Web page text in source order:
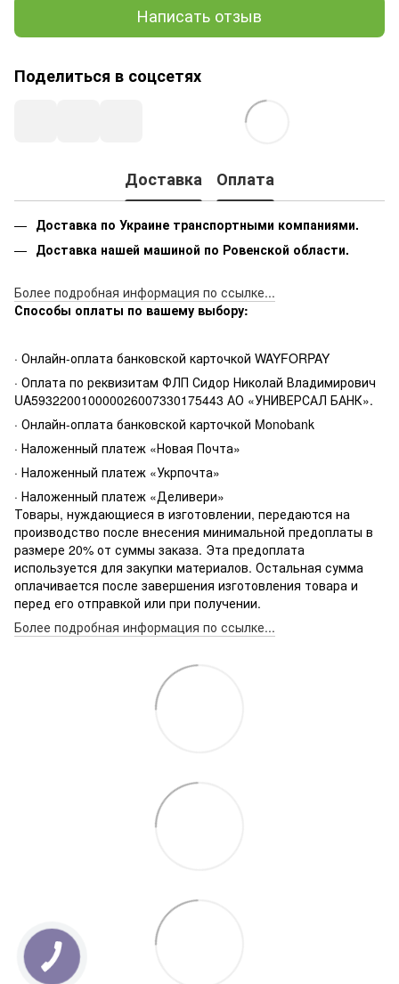
Написать отзыв
Поделиться в соцсетях
Доставка Оплата
Доставка по Украине транспортными компаниями.
Доставка нашей машиной по Ровенской области.
Более подробная информация по ссылке...
Способы оплаты по вашему выбору:
· Онлайн-оплата банковской карточкой WAYFORPAY
· Оплата по реквизитам ФЛП Сидор Николай Владимирович
UA593220010000026007330175443 АО «УНИВЕРСАЛ БАНК».
· Онлайн-оплата банковской карточкой Monobank
· Наложенный платеж «Новая Почта»
· Наложенный платеж «Укрпочта»
· Наложенный платеж «Деливери»
Товары, нуждающиеся в изготовлении, передаются на
производство после внесения минимальной предоплаты в
размере 20% от суммы заказа. Эта предоплата
используется для закупки материалов. Остальная сумма
оплачивается после завершения изготовления товара и
перед его отправкой или при получении.
Более подробная информация по ссылке...